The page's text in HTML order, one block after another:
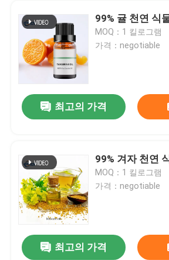
집
99% 귤 천
MOQ：1 킬로그램
가격：negotiable
최고의 가격
99% 겨자 천연
MOQ：1 킬로그램
가격：negotiable
최고의 가격